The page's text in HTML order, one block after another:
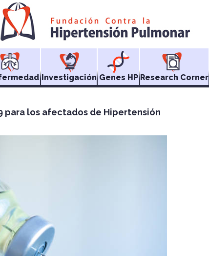
Investigación Genes HP Research Corner
para los afectados de Hipertensión